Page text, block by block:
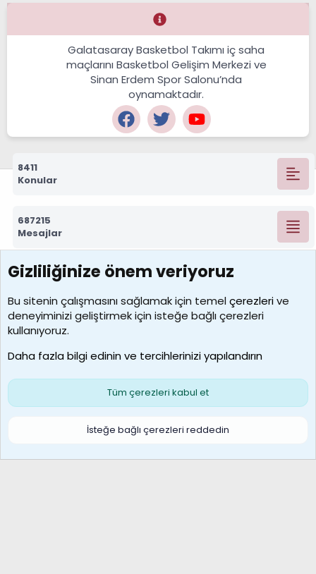
Galatasaray Basketbol Takımı iç saha
maçlarını Basketbol Gelişim Merkezi ve
Sinan Erdem Spor Salonu’nda
oynamaktadır.
8411
Konular
687215
Mesajlar
7388
Kullanıcılar
borabekirogluu
Son üye
Çerezler
S
Gizliliğinize önem veriyoruz
Bu sitenin çalışmasını sağlamak için temelçerezlerive
deneyiminizi geliştirmek için isteğe bağlı çerezleri
kullanıyoruz.
Daha fazla bilgi edinin ve tercihlerinizi yapılandırın
Tüm çerezleri kabul et
İsteğe bağlı çerezleri reddedin